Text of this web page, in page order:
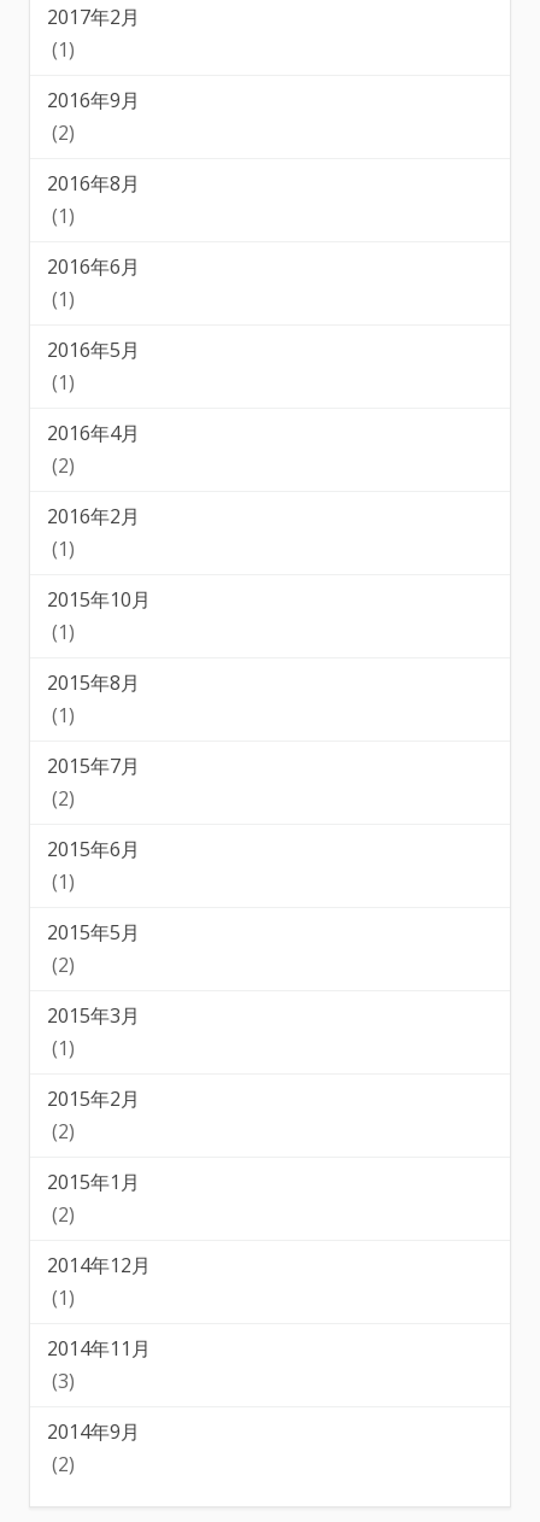
2017年2月
(1)
2016年9月
(2)
2016年8月
(1)
2016年6月
(1)
2016年5月
(1)
2016年4月
(2)
2016年2月
(1)
2015年10月
(1)
2015年8月
(1)
2015年7月
(2)
2015年6月
(1)
2015年5月
(2)
2015年3月
(1)
2015年2月
(2)
2015年1月
(2)
2014年12月
(1)
2014年11月
(3)
2014年9月
(2)